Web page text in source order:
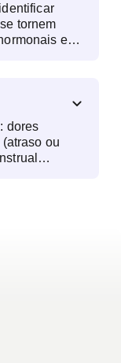
tornem
e
dores
ou